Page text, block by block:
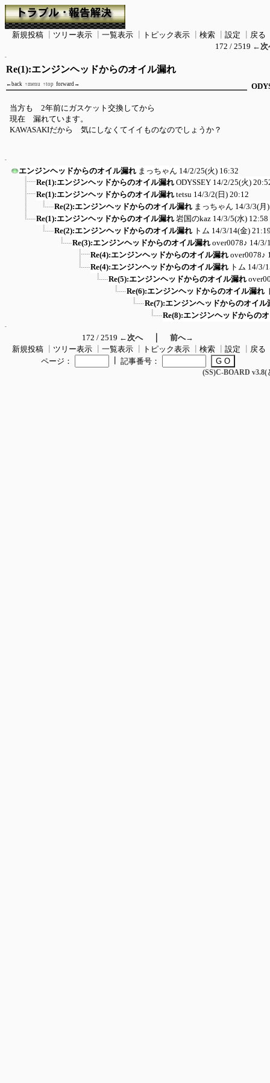
新規投稿 ツリー表示 一覧表示 トピック表示 検索 設定
戻る
172 / 2519 ←次
Re(1):エンジンヘッドからのオイル漏れ
←back ↑menu ↑top forward→
当方も 2年前にガスケット交換してから
現在 漏れています。
KAWASAKIだから 気にしなくてイイものなのでしょうか？
エンジンヘッドからのオイル漏れ まっちゃん 14/2/25(火) 16:32
Re(1):エンジンヘッドからのオイル漏れ ODYSSEY 14/2/25(火)
Re(1):エンジンヘッドからのオイル漏れ tetsu 14/3/2(日) 20:12
Re(2):エンジンヘッドからのオイル漏れ まっちゃん 14/3/3(月
Re(1):エンジンヘッドからのオイル漏れ 岩国のkaz 14/3/5(水) 12:58
Re(2):エンジンヘッドからのオイル漏れ トム 14/3/14(金)
Re(3):エンジンヘッドからのオイル漏れ over0078♪ 14/3/
Re(4):エンジンヘッドからのオイル漏れ over0078♪
Re(4):エンジンヘッドからのオイル漏れ トム 14/3/
Re(5):エンジンヘッドからのオイル漏れ
Re(6):エンジンヘッドからのオイル漏れ
Re(7):エンジンヘッドからのオイル
Re(8):エンジンヘッドからの
172 / 2519 ←次へ｜ 前へ→
新規投稿
ツリー表示 一覧表示 トピック表示 検索 設定
戻る
ページ：
記事番号：
(SS)C-BOARD v3.8(